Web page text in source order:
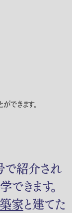
できます。
紹介され
できます。
家と建てた